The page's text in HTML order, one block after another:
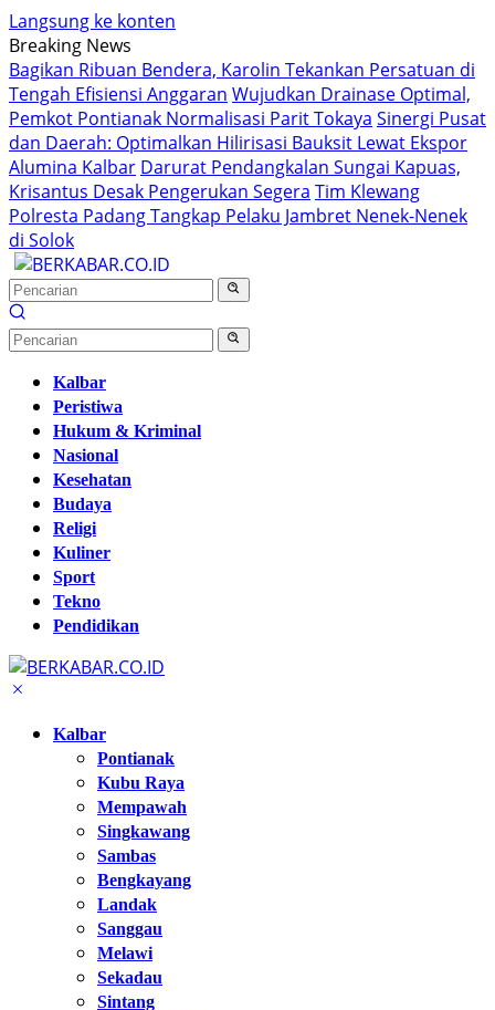
Langsung ke konten
Breaking News
Bagikan Ribuan Bendera, Karolin Tekankan Persatuan di
Tengah Efisiensi Anggaran Wujudkan Drainase Optimal,
Pemkot Pontianak Normalisasi Parit Tokaya Sinergi Pusat
dan Daerah: Optimalkan Hilirisasi Bauksit Lewat Ekspor
Alumina Kalbar Darurat Pendangkalan Sungai Kapuas,
Krisantus Desak Pengerukan Segera Tim Klewang
Polresta Padang Tangkap Pelaku Jambret Nenek-Nenek
di Solok
Kalbar
Peristiwa
Hukum & Kriminal
Nasional
Kesehatan
Budaya
Religi
Kuliner
Sport
Tekno
Pendidikan
Kalbar
Pontianak
Kubu Raya
Mempawah
Singkawang
Sambas
Bengkayang
Landak
Sanggau
Melawi
Sekadau
Sintang